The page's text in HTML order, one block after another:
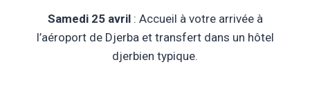
Samedi 25 avril: Accueil à votre arrivée à
l’aéroport de Djerba et transfert dans un hôtel
djerbien typique.